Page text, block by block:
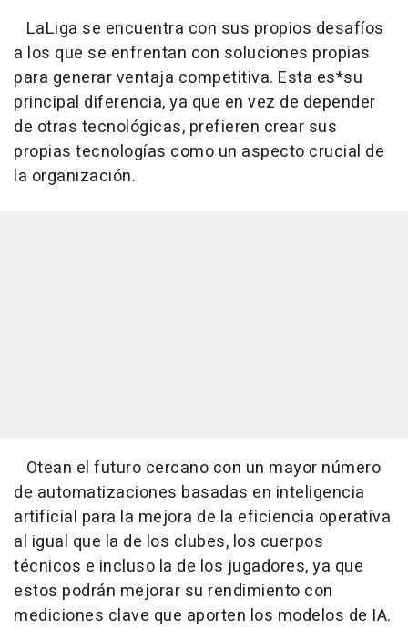
LaLiga se encuentra con sus propios desafíos
a los que se enfrentan con soluciones propias
para generar ventaja competitiva. Esta es*su
principal diferencia, ya que en vez de depender
de otras tecnológicas, prefieren crear sus
propias tecnologías como un aspecto crucial de
la organización.
Otean el futuro cercano con un mayor número
de automatizaciones basadas en inteligencia
artificial para la mejora de la eficiencia operativa
al igual que la de los clubes, los cuerpos
técnicos e incluso la de los jugadores, ya que
estos podrán mejorar su rendimiento con
mediciones clave que aporten los modelos de IA.